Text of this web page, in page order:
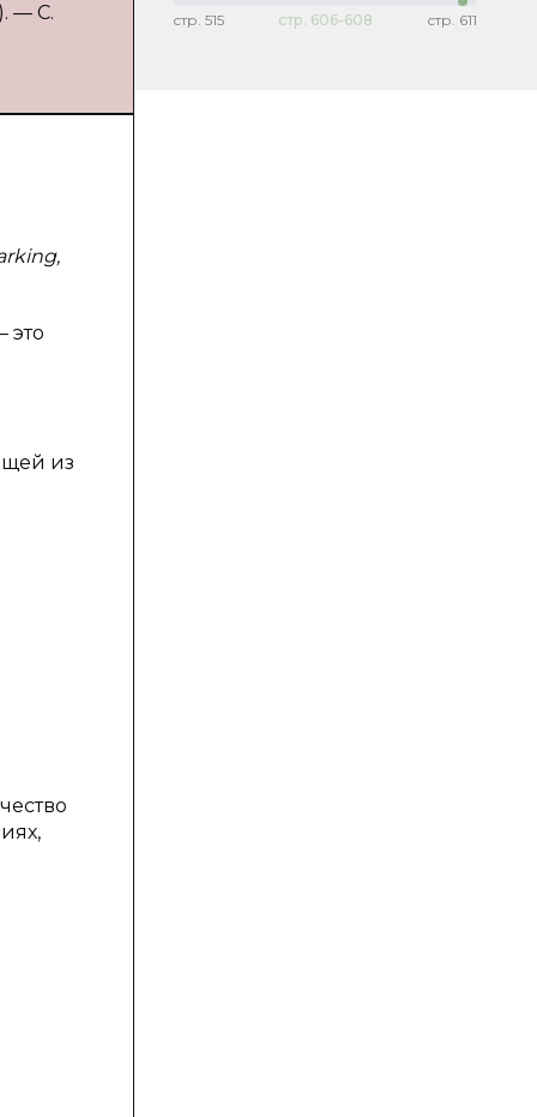
— С.
это
из
стр. 515 стр. 606-608 стр. 611